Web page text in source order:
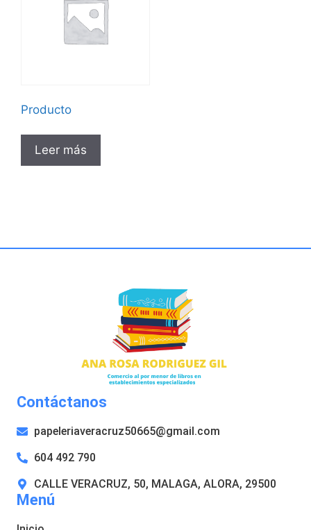
Producto
Leer más
Menú
Contáctanos
papeleriaveracruz50665@gmail.com
604 492 790
CALLE VERACRUZ, 50, MALAGA, ALORA, 29500